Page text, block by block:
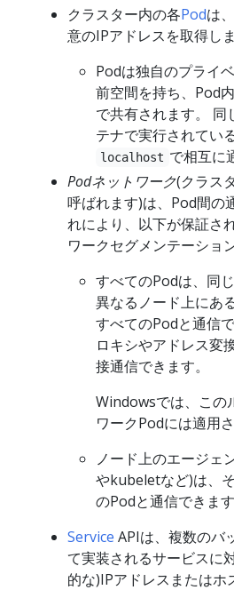
クラスター内の各Podは
意のIPアドレスを取得しま
Podは独自のプライ
前空間を持ち、Pod
で共有されます。 同
テナで実行されてい
localhost で相互に
Podネットワーク(クラス
呼ばれます)は、Pod間の
れにより、以下が保証さ
ワークセグメンテーショ
すべてのPodは、同じ
異なるノード上にあ
すべてのPodと通信
ロキシやアドレス変
接通信できます。
Windowsでは、この
ワークPodには適用さ
ノード上のエージェ
やkubeletなど)は、
のPodと通信できます
Service APIは、複数のバ
て実装されるサービスに
的な)IPアドレスまたはホ